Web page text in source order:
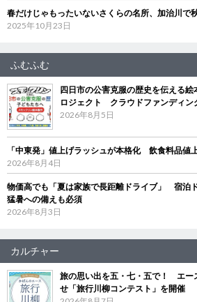
春だけじゃもったいないさくらの名所、加治川で
2025年10月23日
ふむふむ
四日市の公害克服の歴史を伝える
ロジェクト クラウドファンディン
2026年8月5日
「中東発」値上げラッシュが本格化 飲食料品値
2026年8月4日
物価高でも「夏は家族で長距離ドライブ」 宿泊
猛暑への備えも必須
2026年8月3日
カルチャー
旅の思い出を五・七・五で！ エー
せ「旅行川柳コンテスト」を開催